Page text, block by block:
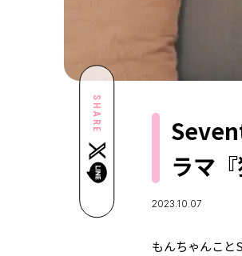
SHARE
ラマ
2023.10.07
もんちゃんこ